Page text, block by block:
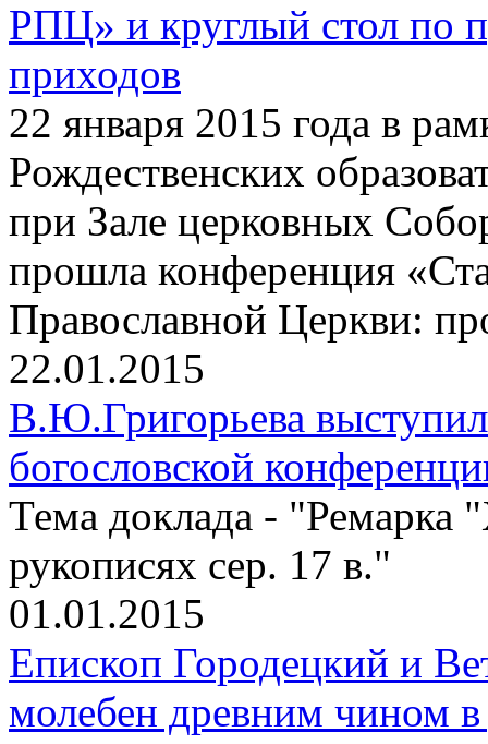
РПЦ» и круглый стол по
приходов
22 января 2015 года в
Рождественских
при Зале церковных
прошла конференция
Православной Церкви:
22.01.2015
В.Ю.Григорьева
богословской
Тема доклада - "Ремарка
рукописях сер. 17 в."
01.01.2015
Епископ Городецкий и
молебен древним чином